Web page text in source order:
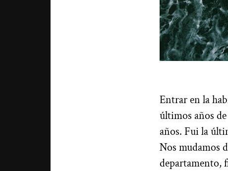
Entrar en la
últimos años
años. Fui la
Nos mudamos
departamento,